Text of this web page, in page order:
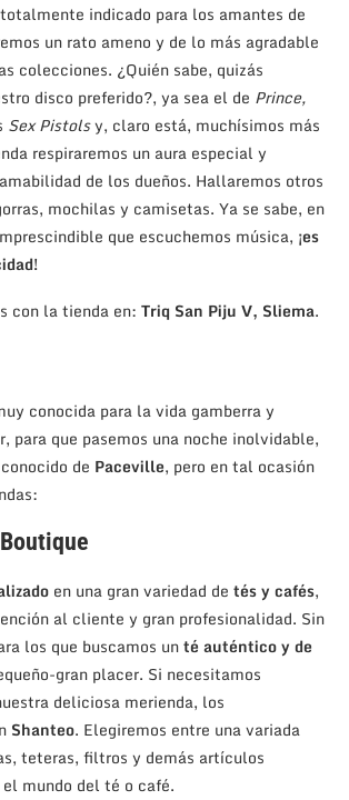
indicado para los amantes de
un rato ameno y de lo más agradable
colecciones. ¿Quién sabe, quizás
disco preferido?, ya sea el de Prince,
Sex Pistolsy, claro está, muchísimos más
respiraremos un aura especial y
de los dueños. Hallaremos otros
mochilas y camisetas. Ya se sabe, en
que escuchemos música, ¡es
con la tienda en: Triq San Piju V, Sliema.
conocida para la vida gamberra y
para que pasemos una noche inolvidable,
de Paceville, pero en tal ocasión
en una gran variedad de tés y cafés,
al cliente y gran profesionalidad. Sin
los que buscamos unté auténtico y de
gran placer. Si necesitamos
deliciosa merienda, los
Shanteo. Elegiremos entre una variada
teteras, filtros y demás artículos
mundo del té o café.